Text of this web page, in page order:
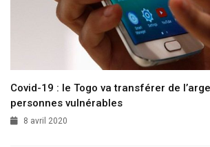
Covid-19 : le Togo va transférer de
personnes vulnérables
8 avril 2020